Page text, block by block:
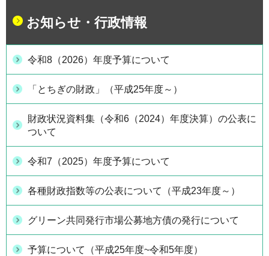
お知らせ・行政情報
令和8（2026）年度予算について
「とちぎの財政」（平成25年度～）
財政状況資料集（令和6（2024）年度決算）の公表に
ついて
令和7（2025）年度予算について
各種財政指数等の公表について（平成23年度～）
グリーン共同発行市場公募地方債の発行について
予算について（平成25年度~令和5年度）